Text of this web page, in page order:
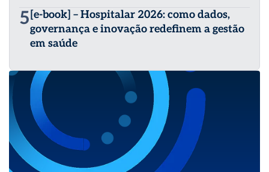
5 [e-book] – Hospitalar 2026: como dados,
governança e inovação redefinem a gestão
em saúde